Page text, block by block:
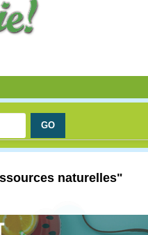
naturelles"